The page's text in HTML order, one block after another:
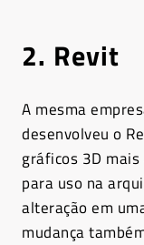
2. Revit
A mesma
desenvolveu o
gráficos 3D
para uso na
alteração em
mudança